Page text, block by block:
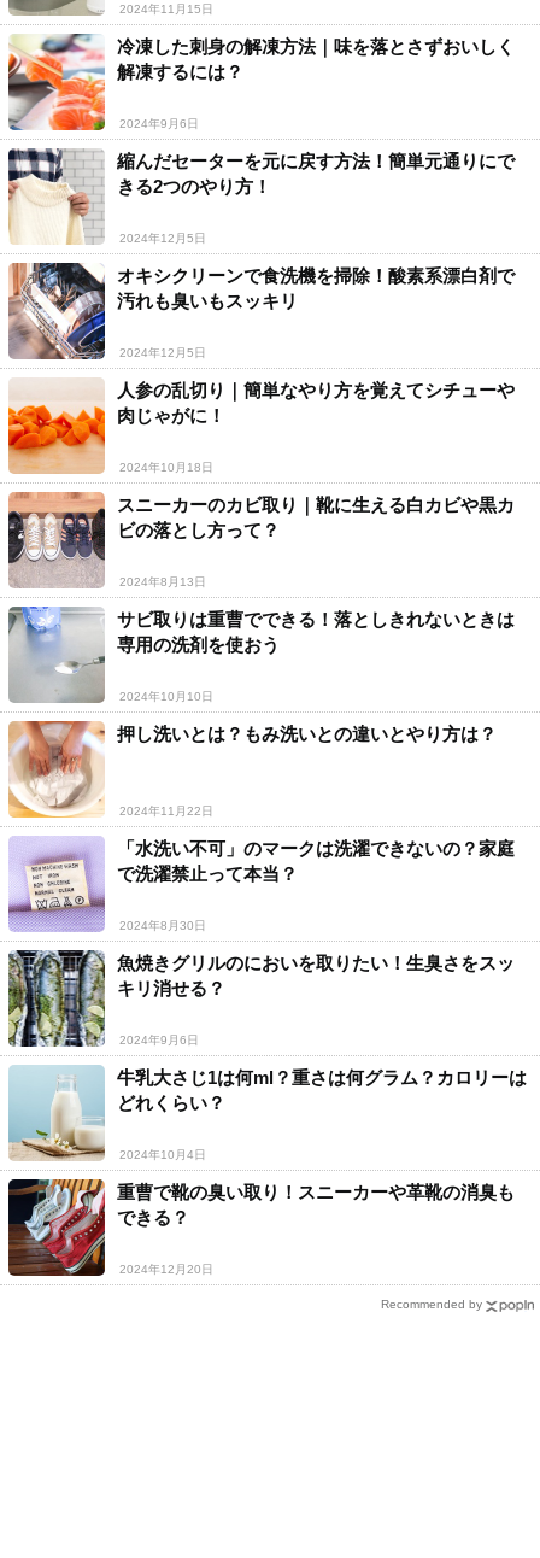
2024年11月15日
冷凍した刺身の解凍方法｜味を落とさずおいしく
解凍するには？
2024年9月6日
縮んだセーターを元に戻す方法！簡単元通りにで
きる2つのやり方！
2024年12月5日
オキシクリーンで食洗機を掃除！酸素系漂白剤で
汚れも臭いもスッキリ
2024年12月5日
人参の乱切り｜簡単なやり方を覚えてシチューや
肉じゃがに！
2024年10月18日
スニーカーのカビ取り｜靴に生える白カビや黒カ
ビの落とし方って？
2024年8月13日
サビ取りは重曹でできる！落としきれないときは
専用の洗剤を使おう
2024年10月10日
押し洗いとは？もみ洗いとの違いとやり方は？
2024年11月22日
「水洗い不可」のマークは洗濯できないの？家庭
で洗濯禁止って本当？
2024年8月30日
魚焼きグリルのにおいを取りたい！生臭さをスッ
キリ消せる？
2024年9月6日
牛乳大さじ1は何ml？重さは何グラム？カロリーは
どれくらい？
2024年10月4日
重曹で靴の臭い取り！スニーカーや革靴の消臭も
できる？
2024年12月20日
Recommended by